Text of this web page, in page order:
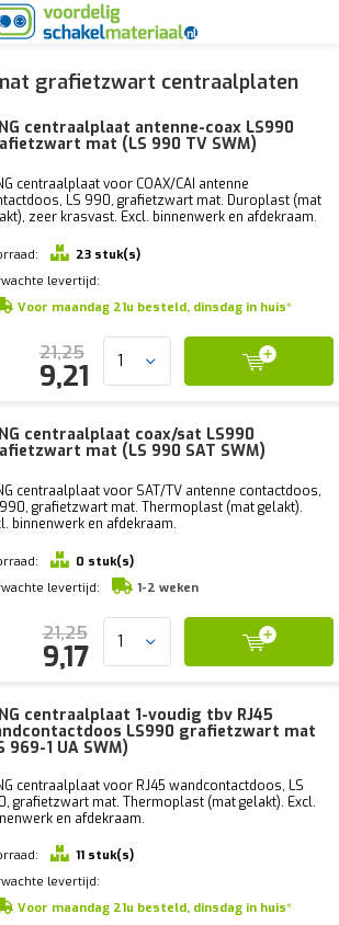
mat grafietzwart centraalplaten
centraalplaat antenne-coax LS990
mat (LS 990 TV SWM)
centraalplaat voor COAX/CAI antenne
LS 990, grafietzwart mat. Duroplast (mat
zeer krasvast. Excl. binnenwerk en afdekraam.
23 stuk(s)
levertijd:
Voor maandag 21u besteld, dinsdag in huis*
21,25
9,21
centraalplaat coax/sat LS990
mat (LS 990 SAT SWM)
centraalplaat voor SAT/TV antenne contactdoos,
grafietzwart mat. Thermoplast (mat gelakt).
binnenwerk en afdekraam.
0 stuk(s)
levertijd:
1-2 weken
21,25
9,17
centraalplaat 1-voudig tbv RJ45
LS990 grafietzwart mat
969-1 UA SWM)
centraalplaat voor RJ45 wandcontactdoos, LS
grafietzwart mat. Thermoplast (mat gelakt). Excl.
en afdekraam.
11 stuk(s)
levertijd:
Voor maandag 21u besteld, dinsdag in huis*